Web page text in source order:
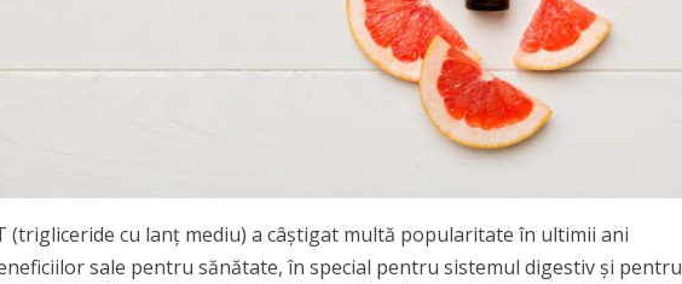
(trigliceride cu lanț mediu) a câștigat multă popularitate în ultimii ani
sale pentru sănătate, în special pentru sistemul digestiv și pentru